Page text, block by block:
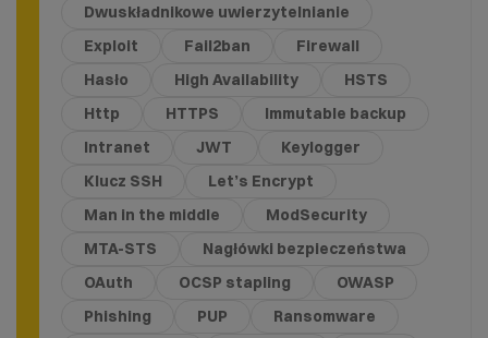
Dwuskładnikowe uwierzytelnianie
Exploit
Fail2ban
Firewall
Hasło
High Availability
HSTS
Http
HTTPS
Immutable backup
Intranet
JWT
Keylogger
Klucz SSH
Let’s Encrypt
Man in the middle
ModSecurity
MTA-STS
Nagłówki bezpieczeństwa
OAuth
OCSP stapling
OWASP
Phishing
PUP
Ransomware